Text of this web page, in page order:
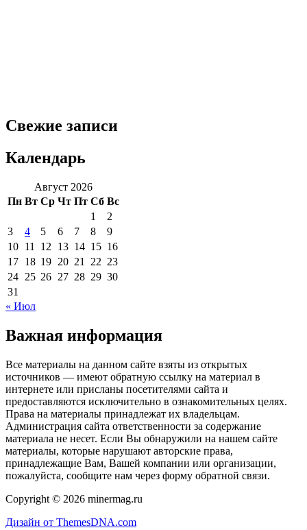
Свежие записи
Календарь
Август 2026
Пн Вт Ср Чт Пт Сб Вс
1
2
3
4 5 6 7 8
9
10 11 12 13 14 15 16
17 18 19 20 21 22 23
24 25 26 27 28 29 30
31
« Июл
Важная информация
Все материалы на данном сайте взяты из открытых
источников — имеют обратную ссылку на материал в
интернете или присланы посетителями сайта и
предоставляются исключительно в ознакомительных целях.
Права на материалы принадлежат их владельцам.
Администрация сайта ответственности за содержание
материала не несет. Если Вы обнаружили на нашем сайте
материалы, которые нарушают авторские права,
принадлежащие Вам, Вашей компании или организации,
пожалуйста, сообщите нам через форму обратной связи.
Copyright © 2026 minermag.ru
Дизайн от ThemesDNA.com